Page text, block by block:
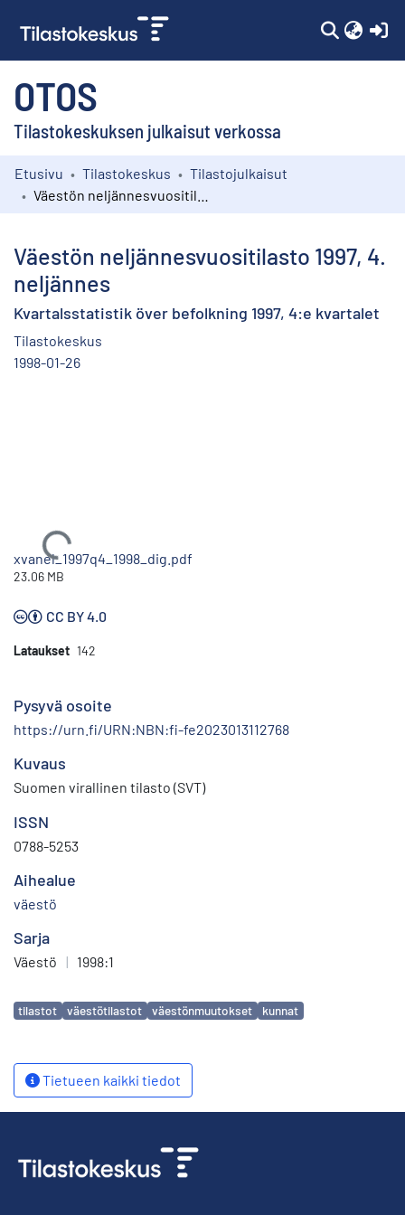
OTOS
Tilastokeskuksen julkaisut verkossa
Kokoelmat
Etusivu Tilastokeskus
Tilastojulkaisut
Väestön neljännesvuositilasto 1997, 4.
neljännes
Kvartalsstatistik över befolkning 1997, 4:e kvartalet
Tilastokeskus
1998-01-26
Ladataan...
xvanel_1997q4_1998_dig.pdf
23.06 MB
CC BY 4.0
Lataukset 142
Pysyvä osoite
https://urn.fi/URN:NBN:fi-fe2023013112768
Kuvaus
Suomen virallinen tilasto (SVT)
ISSN
0788-5253
Aihealue
väestö
Sarja
Väestö | 1998:1
Avainsanat
tilastot väestötilastot väestönmuutokset kunnat
Tietueen kaikki tiedot